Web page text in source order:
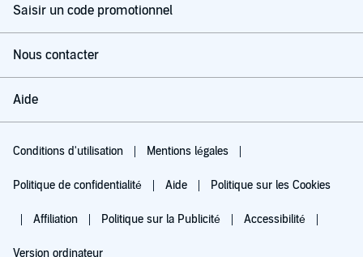
Saisir un code promotionnel
Nous contacter
Aide
Conditions d'utilisation Mentions légales
Politique de confidentialité Aide Politique sur les Cookies
Affiliation Politique sur la Publicité Accessibilité
Version ordinateur